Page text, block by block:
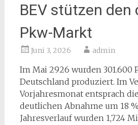
BEV stützen den
Pkw-Markt
Juni 3, 2026 admin
Im Mai 2926 wurden 301.600
Deutschland produziert. Im
Vorjahresmonat entsprach
deutlichen Abnahme um 18
Jahresverlauf wurden 1,724